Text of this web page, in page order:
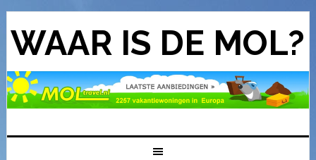
WAAR IS DE MOL?